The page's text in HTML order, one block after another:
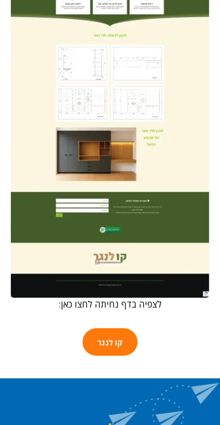
לצפיה בדף נחיתה לחצו כאן:
קו לנגר